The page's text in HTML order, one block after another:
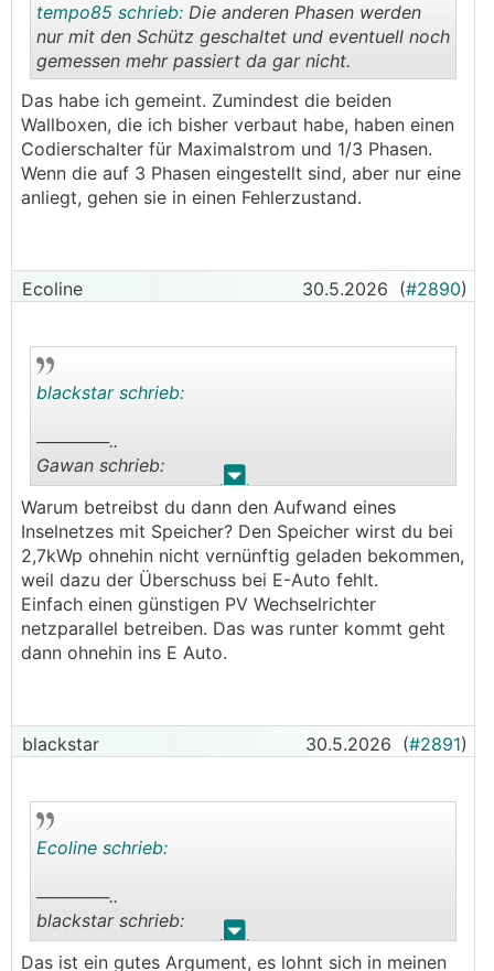
..
tempo85 schrieb: Die anderen Phasen werden
nur mit den Schütz geschaltet und eventuell noch
gemessen mehr passiert da gar nicht.
Das habe ich gemeint. Zumindest die beiden
Wallboxen, die ich bisher verbaut habe, haben einen
Codierschalter für Maximalstrom und 1/3 Phasen.
Wenn die auf 3 Phasen eingestellt sind, aber nur eine
anliegt, gehen sie in einen Fehlerzustand.
Ecoline 30.5.2026 (#2890)
. .
blackstar schrieb:
──────..
Gawan schrieb:
wenn die Rahmenbedingungen überlegt und
abgestimmt sind passt das rein technisch schon
- wenn du mit deinen 2,7kWp den Akku am Tag
voll bekommst und dann am abend die 15kWh
Auto lädst ... warum nicht
ich hab relativ ähnliche Akkus wie die Eco-
mehr als 75A aus dem Akku raus oder rein
werden können (da sehe ich die größeren
Probleme bei deiner Idee)
───────────────
Ich habe mich für eine andere Wallbox
entschieden: go-e Charger Gemini flex 2.0
Warum betreibst du dann den Aufwand eines
Inselnetzes mit Speicher? Den Speicher wirst du bei
2,7kWp ohnehin nicht vernünftig geladen bekommen,
weil dazu der Überschuss bei E-Auto fehlt.
Einfach einen günstigen PV Wechselrichter
netzparallel betreiben. Das was runter kommt geht
dann ohnehin ins E Auto.
blackstar 30.5.2026 (#2891)
. .
Ecoline schrieb:
──────..
blackstar schrieb:
Das ist ein gutes Argument, es lohnt sich in meinen